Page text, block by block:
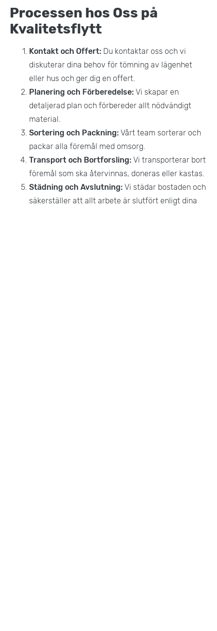
Processen hos Oss på
Kvalitetsflytt
Kontakt och Offert: Du kontaktar oss och vi
diskuterar dina behov för tömning av lägenhet
eller hus och ger dig en offert.
Planering och Förberedelse: Vi skapar en
detaljerad plan och förbereder allt nödvändigt
material.
Sortering och Packning: Vårt team sorterar och
packar alla föremål med omsorg.
Transport och Bortforsling: Vi transporterar bort
föremål som ska återvinnas, doneras eller kastas.
Städning och Avslutning: Vi städar bostaden och
säkerställer att allt arbete är slutfört enligt dina